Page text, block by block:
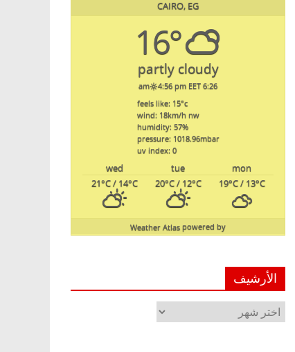
CAIRO, EG
16°
partly cloudy
6:26 am
4:56 pm EET
feels like: 15°c
wind: 18km/h nw
humidity: 57%
pressure: 1018.96mbar
uv index: 0
mon
tue
wed
19°C/ 13°C
20°C/ 12°C
21°C/ 14°C
powered by
Weather Atlas
الأرشيف
الأرشيف